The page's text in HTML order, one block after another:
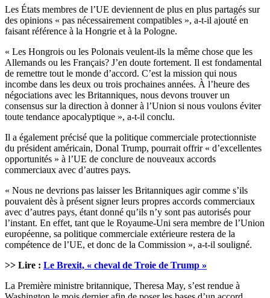
Les États membres de l’UE deviennent de plus en plus partagés sur
des opinions « pas nécessairement compatibles », a-t-il ajouté en
faisant référence à la Hongrie et à la Pologne.
« Les Hongrois ou les Polonais veulent-ils la même chose que les
Allemands ou les Français? J’en doute fortement. Il est fondamental
de remettre tout le monde d’accord. C’est la mission qui nous
incombe dans les deux ou trois prochaines années. À l’heure des
négociations avec les Britanniques, nous devons trouver un
consensus sur la direction à donner à l’Union si nous voulons éviter
toute tendance apocalyptique », a-t-il conclu.
Il a également précisé que la politique commerciale protectionniste
du président américain, Donal Trump, pourrait offrir « d’excellentes
opportunités » à l’UE de conclure de nouveaux accords
commerciaux avec d’autres pays.
« Nous ne devrions pas laisser les Britanniques agir comme s’ils
pouvaient dès à présent signer leurs propres accords commerciaux
avec d’autres pays, étant donné qu’ils n’y sont pas autorisés pour
l’instant. En effet, tant que le Royaume-Uni sera membre de l’Union
européenne, sa politique commerciale extérieure restera de la
compétence de l’UE, et donc de la Commission », a-t-il souligné.
>> Lire : Le Brexit, « cheval de Troie de Trump »
La Première ministre britannique, Theresa May, s’est rendue à